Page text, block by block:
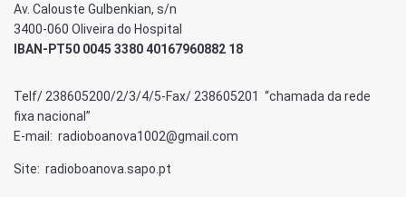
Av. Calouste Gulbenkian, s/n
3400-060 Oliveira do Hospital
IBAN-PT50 0045 3380 40167960882 18
Telf/ 238605200/2/3/4/5-Fax/ 238605201 “chamada da rede
fixa nacional”
E-mail: radioboanova1002@gmail.com
Site: radioboanova.sapo.pt